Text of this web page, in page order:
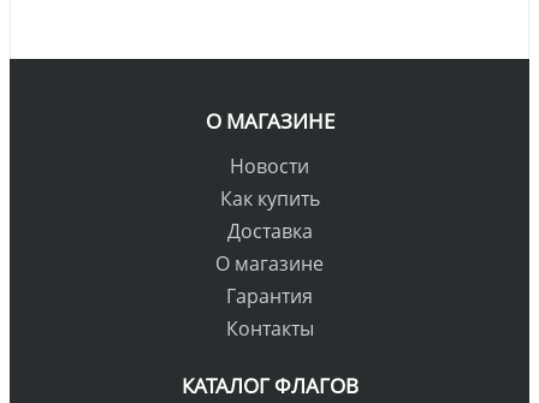
О МАГАЗИНЕ
Новости
Как купить
Доставка
О магазине
Гарантия
Контакты
КАТАЛОГ ФЛАГОВ